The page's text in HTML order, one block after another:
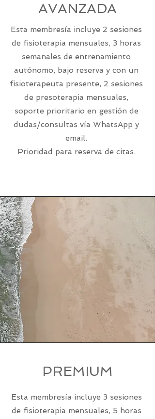
AVANZADA
Esta membresía incluye 2 sesiones
de fisioterapia mensuales, 3 horas
semanales de entrenamiento
autónomo, bajo reserva y con un
fisioterapeuta presente, 2 sesiones
de presoterapia mensuales,
soporte prioritario en gestión de
dudas/consultas vía WhatsApp y
email.
Prioridad para reserva de citas.
PREMIUM
Esta membresía incluye 3 sesiones
de fisioterapia mensuales, 5 horas